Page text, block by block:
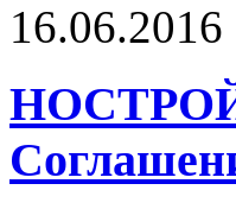
16.06.2016
НОСТРОЙ